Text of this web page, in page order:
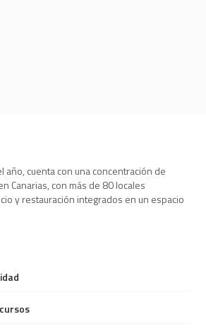
año, cuenta con una concentración de
Canarias, con más de 80 locales
y restauración integrados en un espacio